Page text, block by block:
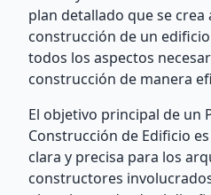
plan detallado que se crea
construcción de un
todos los aspectos
construcción de manera
El objetivo principal de un
Construcción de Edificio
clara y precisa para los
constructores